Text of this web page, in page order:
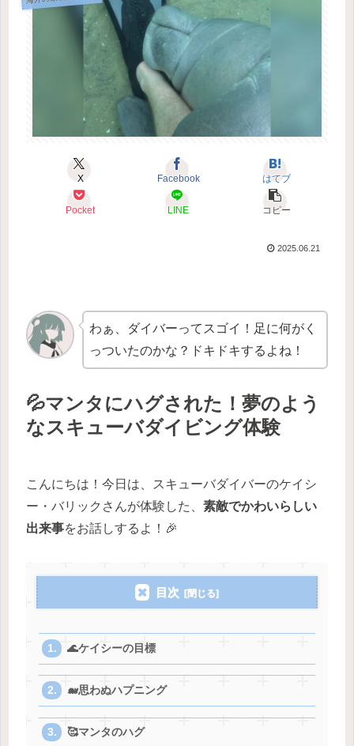
X Facebook はてブ
Pocket LINE コピー
2025.06.21
わぁ、ダイバーってスゴイ！足に何がく
っついたのかな？ドキドキするよね！
💦マンタにハグされた！夢のよう
なスキューバダイビング体験
こんにちは！今日は、スキューバダイバーのケイシ
ー・バリックさんが体験した、 素敵でかわいらしい
出来事をお話しするよ！🎉
目次
🌊ケイシーの目標
🐋思わぬハプニング
🥰マンタのハグ